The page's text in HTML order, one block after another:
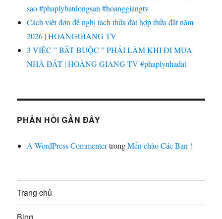
sao #phaplybatdongsan #hoanggiangtv
Cách viết đơn đề nghị tách thửa đát hợp thửa đất năm
2026 | HOANGGIANG TV
3 VIỆC ” BẮT BUỘC ” PHẢI LÀM KHI ĐI MUA
NHÀ ĐẤT | HOÀNG GIANG TV #phaplynhadat
PHẢN HỒI GẦN ĐÂY
A WordPress CommentertrongMến chào Các Bạn !
Trang chủ